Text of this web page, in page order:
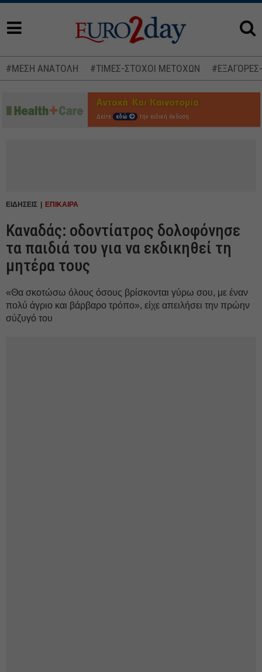
#ΜΕΣΗ ΑΝΑΤΟΛΗ #ΤΙΜΕΣ-ΣΤΟΧΟΙ ΜΕΤΟΧΩΝ
Δείτε εδώ την ειδική έκδοση
ΕΙΔΗΣΕΙΣ ΕΠΙΚΑΙΡΑ
Καναδάς: οδοντίατρος δολοφόνησε
τα παιδιά του για να εκδικηθεί τη
μητέρα τους
«Θα σκοτώσω όλους όσους βρίσκονται γύρω σου, με έναν
πολύ άγριο και βάρβαρο τρόπο», είχε απειλήσει την πρώην
σύζυγό του